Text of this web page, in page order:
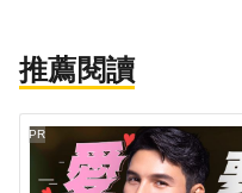
推薦閱讀
PR